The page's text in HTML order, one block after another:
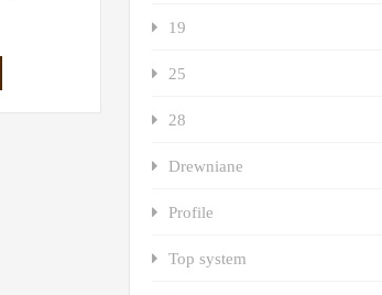
19
25
28
Drewniane
Profile
Top system